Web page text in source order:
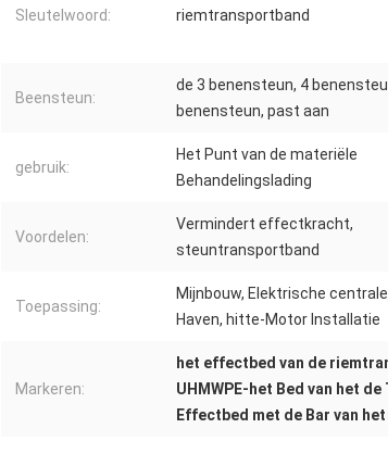
Sleutelwoord:
riemtransportband
Beensteun:
de 3 benensteun, 4
benensteun, past aan
gebruik:
Het Punt van de materiële
Behandelingslading
Voordelen:
Vermindert effectkracht,
steuntransportband
Toepassing:
Mijnbouw, Elektrische
Haven, hitte-Motor Installatie
Markeren:
het effectbed van de
UHMWPE-het Bed van het
Effectbed met de Bar van